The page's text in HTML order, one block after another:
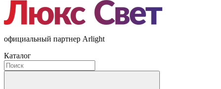
официальный партнер Arlight
Каталог